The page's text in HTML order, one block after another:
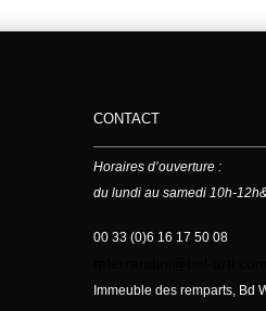
CONTACT
Horaires d’ouverture :
du lundi au samedi 10h-
00 33 (0)6 16 17 50 08
Immeuble des remparts, Bd